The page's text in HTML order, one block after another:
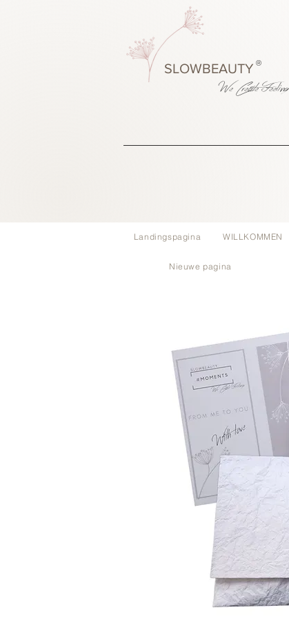
®
SLOWBEAUTY
We CreateFeeling
Landingspagina WILLKOMMEN
Nieuwe pagina